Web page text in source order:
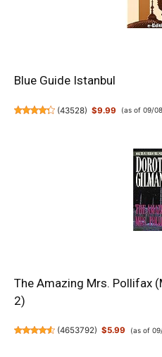
Blue Guide Istanbul
(43528) $9.99 (as of 09/
The Amazing Mrs. Pollifax
2)
(4653792) $5.99 (as of